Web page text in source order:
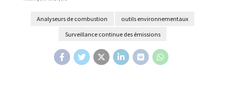
Analyseurs de combustion
outils environnementaux
Surveillance continue des émissions